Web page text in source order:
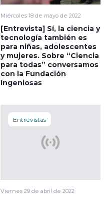
Miércoles 18 de mayo de 2022
[Entrevista] Sí, la ciencia y
tecnología también es
para niñas, adolescentes
y mujeres. Sobre “Ciencia
para todas” conversamos
con la Fundación
Ingeniosas
Entrevistas
Viernes 29 de abril de 2022